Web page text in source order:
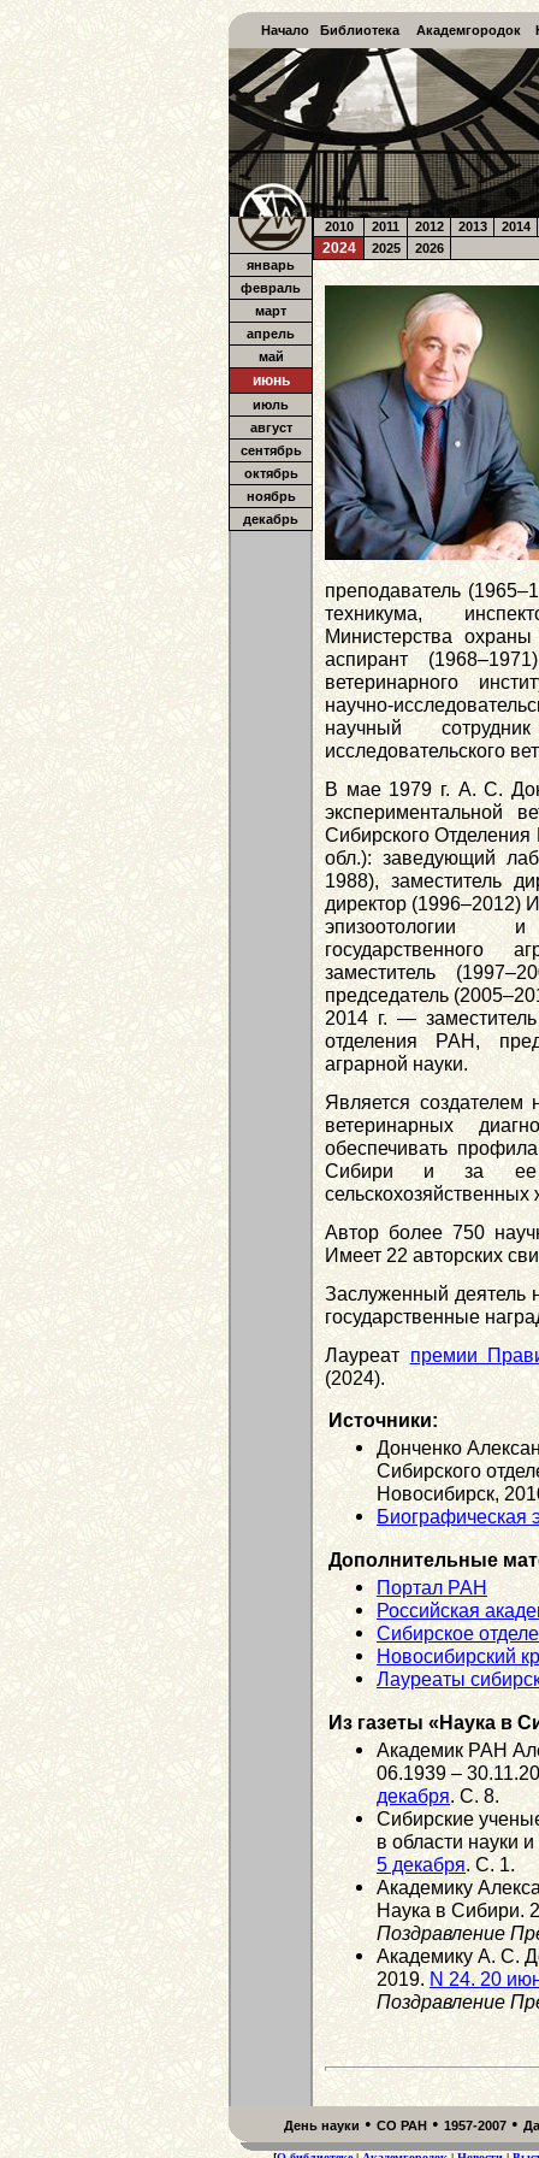
Начало Библиотека Академгородок
январь
февраль
март
апрель
май
июнь
июль
август
сентябрь
октябрь
ноябрь
декабрь
2010 2011 2012 2013 2014
2024 2025 2026
преподаватель
техникума,
Министерства
аспирант
ветеринарного
научно-
научный
исследовательского
В мае 1979 г. A. C.
экспериментальной
Сибирского
обл.): заведующий
1988), заместитель
директор (1996–2012)
эпизоотологии и
государственного
заместитель
председатель
2014 г. —
отделения РАН,
аграрной науки.
Является создателем
ветеринарных
обеспечивать
Сибири и за ее
Автор более 750
Имеет 22 авторских
Заслуженный деятель
государственные
Лауреатпремии
(2024).
Источники:
Донченко
Сибирского
Новосибирск,
Дополнительные
Портал РАН
Российская
Сибирское
Новосибирский
Лауреаты
Из газеты «Наука в
Академик РАН
06.1939 –
декабря . С. 8.
Сибирские
в области науки
5 декабря . С. 1.
Академику
Наука в Сибири.
Поздравление
Академику А. С.
2019. N 24. 20
Поздравление
День науки • СО РАН • 1957-2007 •